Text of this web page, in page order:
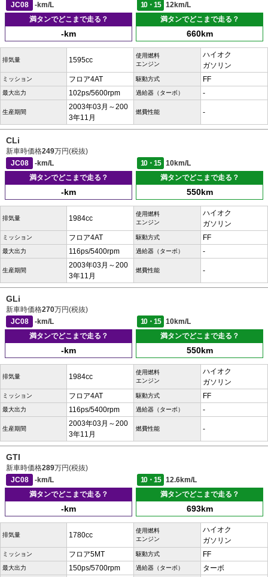
JC08
-km/L 10・15
12km/L
満タンでどこまで走る？
-km
満タンでどこまで走る？
660km
排気量 1595cc
使用燃料
エンジン
ハイオク
ガソリン
ミッション フロア4AT 駆動方式 FF
最大出力 102ps/5600rpm 過給器（ターボ） -
生産期間
2003年03月～200
3年11月
燃費性能 -
CLi
新車時価格249万円(税抜)
JC08
-km/L 10・15
10km/L
満タンでどこまで走る？
-km
満タンでどこまで走る？
550km
排気量 1984cc
使用燃料
エンジン
ハイオク
ガソリン
ミッション フロア4AT 駆動方式 FF
最大出力 116ps/5400rpm 過給器（ターボ） -
生産期間
2003年03月～200
3年11月
燃費性能 -
GLi
新車時価格270万円(税抜)
JC08
-km/L 10・15
10km/L
満タンでどこまで走る？
-km
満タンでどこまで走る？
550km
排気量 1984cc
使用燃料
エンジン
ハイオク
ガソリン
ミッション フロア4AT 駆動方式 FF
最大出力 116ps/5400rpm 過給器（ターボ） -
生産期間
2003年03月～200
3年11月
燃費性能 -
GTI
新車時価格289万円(税抜)
JC08
-km/L 10・15
12.6km/L
満タンでどこまで走る？
-km
満タンでどこまで走る？
693km
排気量 1780cc
使用燃料
エンジン
ハイオク
ガソリン
ミッション フロア5MT 駆動方式 FF
最大出力 150ps/5700rpm 過給器（ターボ） ターボ